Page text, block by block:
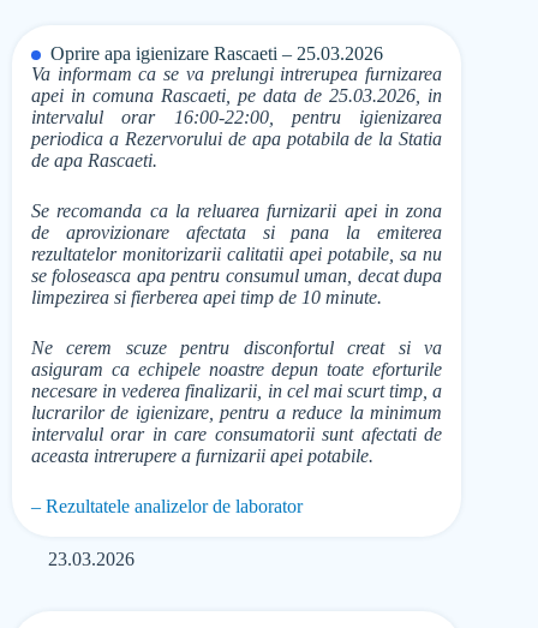
Oprire apa igienizare Rascaeti – 25.03.2026
Va informam ca se va prelungi intrerupea furnizarea
apei in comuna Rascaeti, pe data de 25.03.2026, in
intervalul orar 16:00-22:00, pentru igienizarea
periodica a Rezervorului de apa potabila de la Statia
de apa Rascaeti.
Se recomanda ca la reluarea furnizarii apei in zona
de aprovizionare afectata si pana la emiterea
rezultatelor monitorizarii calitatii apei potabile, sa nu
se foloseasca apa pentru consumul uman, decat dupa
limpezirea si fierberea apei timp de 10 minute.
Ne cerem scuze pentru disconfortul creat si va
asiguram ca echipele noastre depun toate eforturile
necesare in vederea finalizarii, in cel mai scurt timp, a
lucrarilor de igienizare, pentru a reduce la minimum
intervalul orar in care consumatorii sunt afectati de
aceasta intrerupere a furnizarii apei potabile.
– Rezultatele analizelor de laborator
23.03.2026